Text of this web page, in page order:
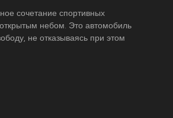
сочетание спортивных
небом. Это автомобиль
не отказываясь при этом